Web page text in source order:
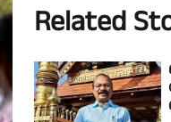
Related